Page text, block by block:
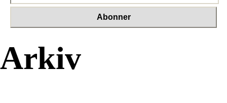
Arkiv